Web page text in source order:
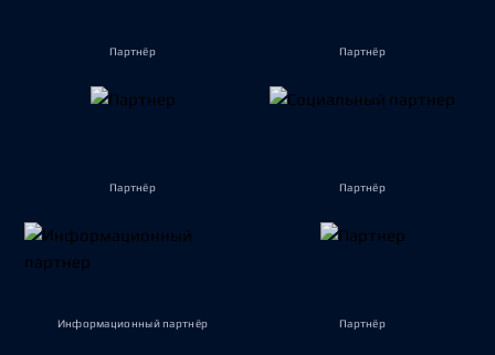
Партнёр Партнёр
Партнёр Партнёр
Информационный партнёр Партнёр